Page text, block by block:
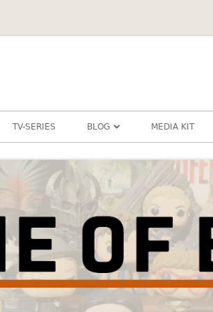
JUGENDBUCH
KINDERBUCH
TV-SERIES BLOG
SCHLAUBIBASTI
ZERAFINE
MEDIA KIT